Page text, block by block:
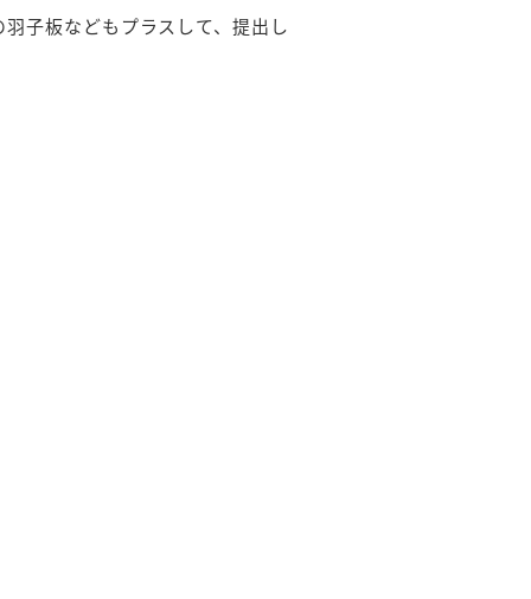
子板などもプラスして、提出し